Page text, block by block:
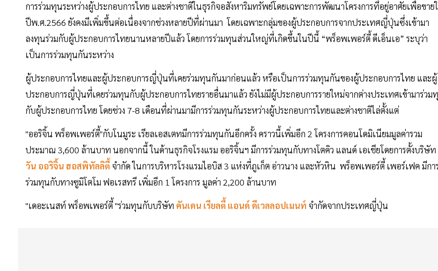
การร่วมทุนระหว่างผู้ประกอบการไทย และต่างชาติในธุรกิจอสังหาริมทรัพย์โดยเฉพาะการพัฒนาโครงการที่อยู่อาศัยเพื่อขาย
ปีพ.ศ.2566 ยังคงมีเพิ่มขึ้นต่อเนื่องจากช่วงหลายปีที่ผ่านมา โดยเฉพาะกลุ่มของผู้ประกอบการจากประเทศญี่ปุ่นซึ่งเข้ามา
ลงทุนร่วมกับผู้ประกอบการไทยนานหลายปีแล้ว โดยการร่วมทุนส่วนใหญ่ที่เกิดขึ้นในปีนี้ “พร็อพเพอร์ตี้ ดีเอ็นเอ” ระบุว่า
เป็นการร่วมทุนกันระหว่าง
ผู้ประกอบการไทยและผู้ประกอบการญี่ปุ่นที่เคยร่วมทุนกันมาก่อนแล้ว หรือเป็นการร่วมทุนกันของผู้ประกอบการไทย และผู้
ประกอบการญี่ปุ่นที่เคยร่วมทุนกับผู้ประกอบการไทยรายอื่นมาแล้ว ยังไม่มีผู้ประกอบการรายใหม่จากต่างประเทศเข้ามาร่วม
กับผู้ประกอบการไทย โดยช่วง 7-8 เดือนที่ผ่านมามีการร่วมทุนกันระหว่างผู้ประกอบการไทยและต่างชาติไล่ตั้งแต่
"ออริจิ้น พร็อพเพอร์ตี้"กับโนมูระ เรียลเอสเตทมีการร่วมทุนกันอีกครั้ง คราวนี้เพิ่มอีก 2 โครงการคอนโดมิเนียมมูลค่ารวม
ประมาณ 3,600 ล้านบาท นอกจากนี้ ในด้านธุรกิจโรงแรม ออริจิ้นฯ มีการร่วมทุนกับทางโตคิว แลนด์ เอเชียโดยการตั้งบริษัท
วัน ออริจิ้น ฮอสพิทัลลิตี้ จำกัด ในการบริหารโรงแรมไอบิส 3 แห่งที่ภูเก็ต อ่าวนาง และหัวหิน พร็อพเพอร์ตี้ เพอร์เฟค มีกา
ร่วมทุนกับทางซูมิโตโม ฟอเรสทรี เพิ่มอีก 1 โครงการ มูลค่า 2,200 ล้านบาท
"เดอะเนสท์ พร็อพเพอร์ตี้ "ร่วมทุนกับบริษัท คันเดน เรียลตี้ แอนด์ ดีเวลลอปเมนท์ จำกัดจากประเทศญี่ปุ่น